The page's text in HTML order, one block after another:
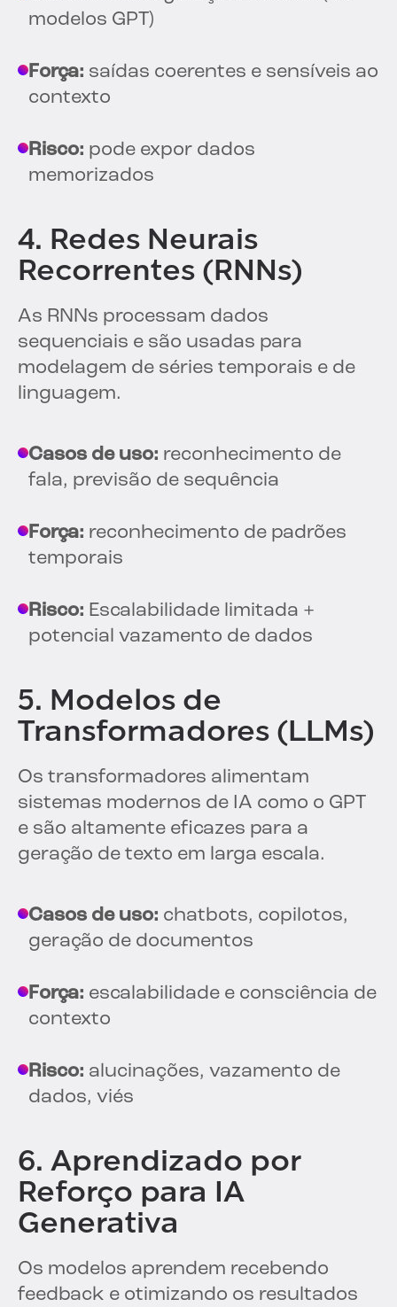
modelos GPT)
Força: saídas coerentes e sensíveis ao
contexto
Risco: pode expor dados
memorizados
4. Redes Neurais
Recorrentes (RNNs)
As RNNs processam dados
sequenciais e são usadas para
modelagem de séries temporais e de
linguagem.
Casos de uso: reconhecimento de
fala, previsão de sequência
Força: reconhecimento de padrões
temporais
Risco: Escalabilidade limitada +
potencial vazamento de dados
5. Modelos de
Transformadores (LLMs)
Os transformadores alimentam
sistemas modernos de IA como o GPT
e são altamente eficazes para a
geração de texto em larga escala.
Casos de uso: chatbots, copilotos,
geração de documentos
Força: escalabilidade e consciência de
contexto
Risco: alucinações, vazamento de
dados, viés
6. Aprendizado por
Reforço para IA
Generativa
Os modelos aprendem recebendo
feedback e otimizando os resultados